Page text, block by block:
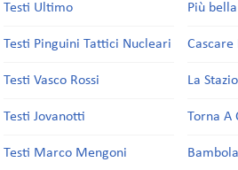
Testi Ultimo
Testi Pinguini Tattici Nucleari
Testi Vasco Rossi
Testi Jovanotti
Testi Marco Mengoni
Più
Cascare
La
Torna A
Bambola